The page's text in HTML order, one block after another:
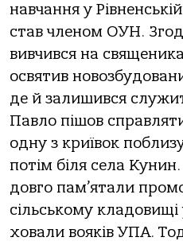
навчання у Рівненській
став членом ОУН.
вивчився на
освятив
де й залишився
Павло пішов
одну з криївок
потім біля села
довго пам’ятали
сільському кладовищі
ховали вояків УПА.